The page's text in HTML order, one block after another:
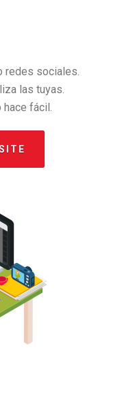
redes sociales.
las tuyas.
fácil.